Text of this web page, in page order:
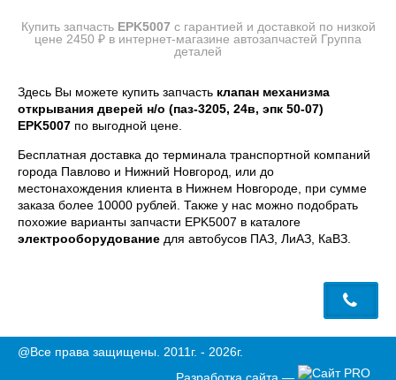
Купить запчасть EPK5007 с гарантией и доставкой по низкой
цене 2450 ₽ в интернет-магазине автозапчастей Группа
деталей
Здесь Вы можете купить запчасть клапан механизма
открывания дверей н/о (паз-3205, 24в, эпк 50-07)
EPK5007 по выгодной цене.
Бесплатная доставка до терминала транспортной компаний
города Павлово и Нижний Новгород, или до
местонахождения клиента в Нижнем Новгороде, при сумме
заказа более 10000 рублей. Также у нас можно подобрать
похожие варианты запчасти EPK5007 в каталоге
электрооборудование для автобусов ПАЗ, ЛиАЗ, КаВЗ.
@Все права защищены. 2011г. - 2026г.